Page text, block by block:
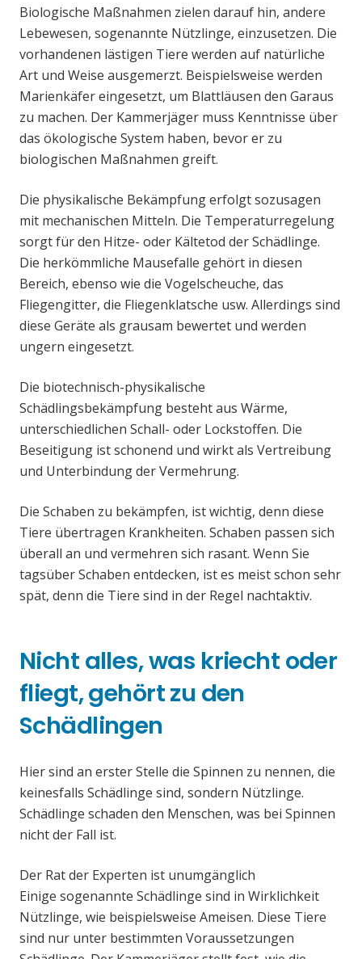
Biologische Maßnahmen zielen darauf hin, andere
Lebewesen, sogenannte Nützlinge, einzusetzen. Die
vorhandenen lästigen Tiere werden auf natürliche
Art und Weise ausgemerzt. Beispielsweise werden
Marienkäfer eingesetzt, um Blattläusen den Garaus
zu machen. Der Kammerjäger muss Kenntnisse über
das ökologische System haben, bevor er zu
biologischen Maßnahmen greift.
Die physikalische Bekämpfung erfolgt sozusagen
mit mechanischen Mitteln. Die Temperaturregelung
sorgt für den Hitze- oder Kältetod der Schädlinge.
Die herkömmliche Mausefalle gehört in diesen
Bereich, ebenso wie die Vogelscheuche, das
Fliegengitter, die Fliegenklatsche usw. Allerdings sind
diese Geräte als grausam bewertet und werden
ungern eingesetzt.
Die biotechnisch-physikalische
Schädlingsbekämpfung besteht aus Wärme,
unterschiedlichen Schall- oder Lockstoffen. Die
Beseitigung ist schonend und wirkt als Vertreibung
und Unterbindung der Vermehrung.
Die Schaben zu bekämpfen, ist wichtig, denn diese
Tiere übertragen Krankheiten. Schaben passen sich
überall an und vermehren sich rasant. Wenn Sie
tagsüber Schaben entdecken, ist es meist schon sehr
spät, denn die Tiere sind in der Regel nachtaktiv.
Nicht alles, was kriecht oder
fliegt, gehört zu den
Schädlingen
Hier sind an erster Stelle die Spinnen zu nennen, die
keinesfalls Schädlinge sind, sondern Nützlinge.
Schädlinge schaden den Menschen, was bei Spinnen
nicht der Fall ist.
Der Rat der Experten ist unumgänglich
Einige sogenannte Schädlinge sind in Wirklichkeit
Nützlinge, wie beispielsweise Ameisen. Diese Tiere
sind nur unter bestimmten Voraussetzungen